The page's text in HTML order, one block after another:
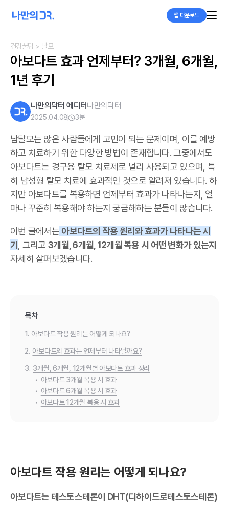
앱 다운로드
건강꿀팁 > 탈모
아보다트 효과 언제부터? 3개월, 6개월,
1년 후기
나만의닥터 에디터나만의닥터
2025.04.08 3분
남탈모는 많은 사람들에게 고민이 되는 문제이며, 이를 예방
하고 치료하기 위한 다양한 방법이 존재합니다. 그중에서도
아보다트는 경구용 탈모 치료제로 널리 사용되고 있으며, 특
히 남성형 탈모 치료에 효과적인 것으로 알려져 있습니다. 하
지만 아보다트를 복용하면 언제부터 효과가 나타나는지, 얼
마나 꾸준히 복용해야 하는지 궁금해하는 분들이 많습니다.
이번 글에서는 아보다트의 작용 원리와 효과가 나타나는 시
기
, 그리고 3개월, 6개월, 12개월 복용 시 어떤 변화가 있는지
자세히 살펴보겠습니다.
목차
1. 아보다트 작용 원리는 어떻게 되나요?
2. 아보다트의 효과는 언제부터 나타날까요?
3. 3개월, 6개월, 12개월별 아보다트 효과 정리
• 아보다트 3개월 복용 시 효과
• 아보다트 6개월 복용 시 효과
• 아보다트 12개월 복용 시 효과
아보다트 작용 원리는 어떻게 되나요?
아보다트는 테스토스테론이 DHT(디하이드로테스토스테론)